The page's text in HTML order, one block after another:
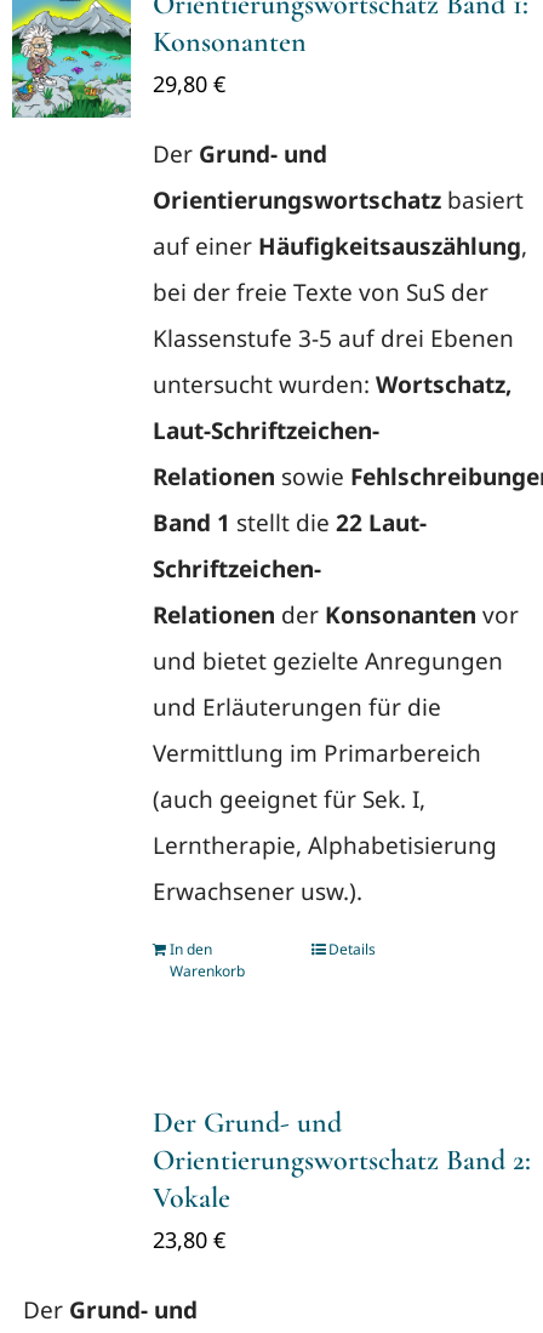
Konsonanten
29,80 €
Der Grund- und
Orientierungswortschatzbasiert
auf einer Häufigkeitsauszählung,
bei der freie Texte von SuS der
Klassenstufe 3-5 auf drei Ebenen
untersucht wurden: Wortschatz,
Laut-Schriftzeichen-
Relationen sowie
Band 1 stellt die 22 Laut-
Schriftzeichen-
Relationen der Konsonanten vor
und bietet gezielte Anregungen
und Erläuterungen für die
Vermittlung im Primarbereich
(auch geeignet für Sek. I,
Lerntherapie, Alphabetisierung
Erwachsener usw.).
In den
Warenkorb
Details
Der Grund- und
Orientierungswortschatz Band 2:
Vokale
23,80 €
Der Grund- und